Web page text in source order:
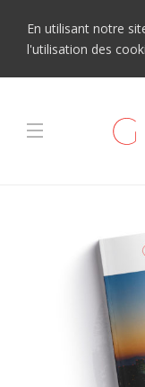
En utilisant notre
l'utilisation des